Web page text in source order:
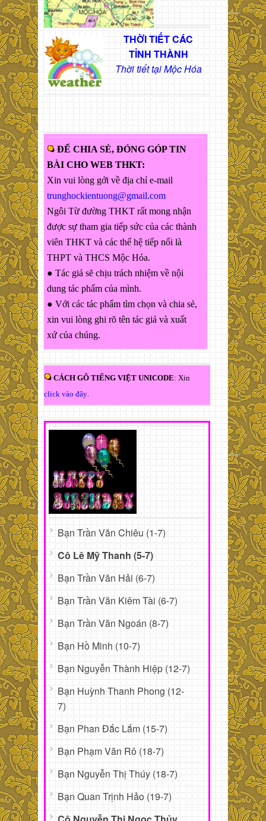
THỜI TIẾT CÁC
TỈNH THÀNH
Thời tiết tại Mộc Hóa
ĐỂ CHIA SẺ, ĐÓNG GÓP TIN
BÀI CHO WEB THKT:
Xin vui lòng gởi về địa chỉ e-mail
trunghockientuong@gmail.com
Ngôi Từ đường THKT rất mong nhận
được sự tham gia tiếp sức của các thành
viên THKT và các thế hệ tiếp nối là
THPT và THCS Mộc Hóa.
● Tác giả sẽ chịu trách nhiệm về nội
dung tác phẩm của mình.
● Với các tác phẩm tìm chọn và chia sẻ,
xin vui lòng ghi rõ tên tác giả và xuất
xứ của chúng.
CÁCH GÕ TIẾNG VIỆT UNICODE: Xin
click vào đây.
Bạn Trần Văn Chiêu (1-7)
Cô Lê Mỹ Thanh (5-7)
Bạn Trần Văn Hải (6-7)
Bạn Trần Văn Kiêm Tài (6-7)
Bạn Trần Văn Ngoán (8-7)
Bạn Hồ Minh (10-7)
Bạn Nguyễn Thành Hiệp (12-7)
Bạn Huỳnh Thanh Phong (12-
7)
Bạn Phan Đắc Lắm (15-7)
Bạn Phạm Văn Rô (18-7)
Bạn Nguyễn Thị Thúy (18-7)
Bạn Quan Trịnh Hảo (19-7)